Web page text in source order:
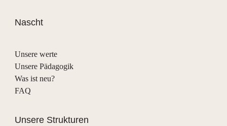
Nascht
Unsere werte
Unsere Pädagogik
Was ist neu?
FAQ
Unsere Strukturen